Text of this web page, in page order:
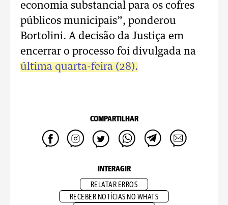
economia substancial para os cofres
públicos municipais”, ponderou
Bortolini. A decisão da Justiça em
encerrar o processo foi divulgada na
última quarta-feira (28).
COMPARTILHAR
INTERAGIR
RELATAR ERROS
RECEBER NOTÍCIAS NO WHATS